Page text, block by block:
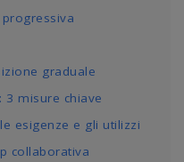
graduale
3 misure chiave
esigenze e gli utilizzi
collaborativa